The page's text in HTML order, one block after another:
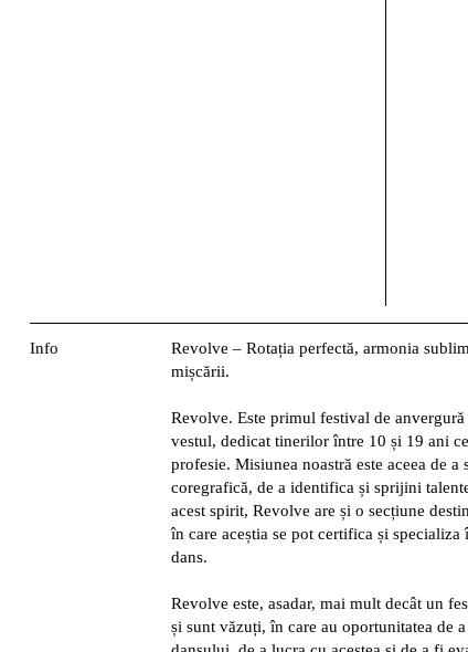
Info
Revolve – Rotația perfectă, armonia
mișcării.
Revolve. Este primul festival de
vestul, dedicat tinerilor între 10 și 19 ani
profesie. Misiunea noastră este aceea de
coregrafică, de a identifica și sprijini
acest spirit, Revolve are și o secțiune
în care aceștia se pot certifica și
dans.
Revolve este, asadar, mai mult decât un
și sunt văzuți, în care au oportunitatea de